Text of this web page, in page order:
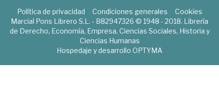
Política de privacidad Condiciones generales
Cookies
Marcial Pons Librero S.L. - B82947326 © 1948 - 2018. Librería
de Derecho, Economía, Empresa, Ciencias Sociales, Historia y
Ciencias Humanas
Hospedaje y desarrollo OPTYMA